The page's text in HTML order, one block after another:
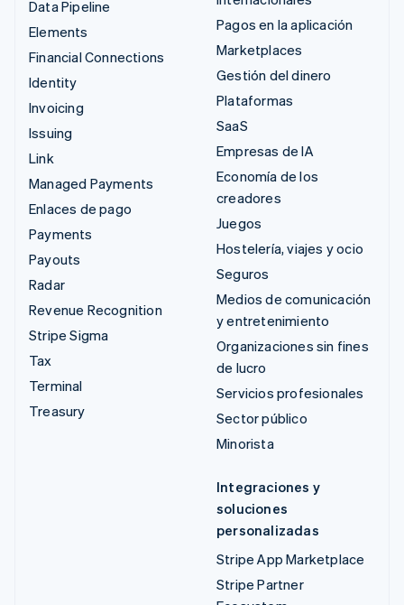
Data Pipeline
Elements
Financial Connections
Identity
Invoicing
Issuing
Link
Managed Payments
Enlaces de pago
Payments
Payouts
Radar
Revenue Recognition
Stripe Sigma
Tax
Terminal
Treasury
Pagos en la aplicación
Marketplaces
Gestión del dinero
Plataformas
SaaS
Empresas de IA
Economía de los
creadores
Juegos
Hostelería, viajes y ocio
Seguros
Medios de comunicación
y entretenimiento
Organizaciones sin fines
de lucro
Servicios profesionales
Sector público
Minorista
Integraciones y
soluciones
personalizadas
Stripe App Marketplace
Stripe Partner